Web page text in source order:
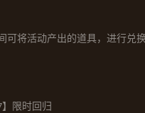
可将活动产出的道具，进行兑
】限时 回归